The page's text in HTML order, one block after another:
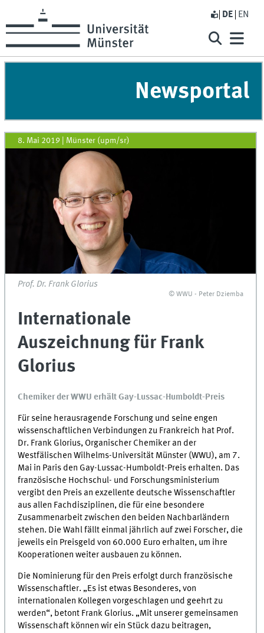
DE EN
Newsportal
8. Mai 2019 Münster (upm/sr)
Prof. Dr. Frank Glorius
© WWU - Peter Dziemba
Internationale
Auszeichnung für Frank
Glorius
Chemiker der WWU erhält Gay-Lussac-Humboldt-Preis
Für seine herausragende Forschung und seine engen
wissenschaftlichen Verbindungen zu Frankreich hat Prof.
Dr. Frank Glorius, Organischer Chemiker an der
Westfälischen Wilhelms-Universität Münster (WWU), am 7.
Mai in Paris den Gay-Lussac-Humboldt-Preis erhalten. Das
französische Hochschul- und Forschungsministerium
vergibt den Preis an exzellente deutsche Wissenschaftler
aus allen Fachdisziplinen, die für eine besondere
Zusammenarbeit zwischen den beiden Nachbarländern
stehen. Die Wahl fällt einmal jährlich auf zwei Forscher, die
jeweils ein Preisgeld von 60.000 Euro erhalten, um ihre
Kooperationen weiter ausbauen zu können.
Die Nominierung für den Preis erfolgt durch französische
Wissenschaftler. „Es ist etwas Besonderes, von
internationalen Kollegen vorgeschlagen und geehrt zu
werden“, betont Frank Glorius. „Mit unserer gemeinsamen
Wissenschaft können wir ein Stück dazu beitragen,